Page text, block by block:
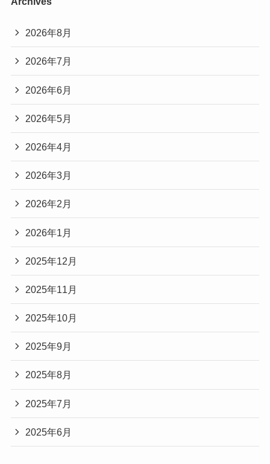
2026年8月
2026年7月
2026年6月
2026年5月
2026年4月
2026年3月
2026年2月
2026年1月
2025年12月
2025年11月
2025年10月
2025年9月
2025年8月
2025年7月
2025年6月